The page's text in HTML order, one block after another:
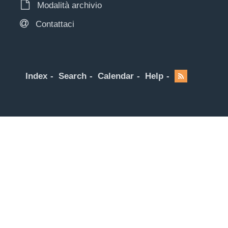
Modalità archivio
Contattaci
Index Search Calendar Help